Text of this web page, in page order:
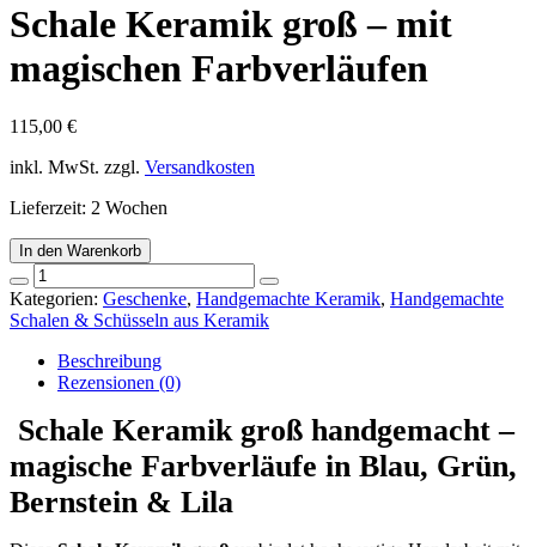
Schale Keramik groß – mit
magischen Farbverläufen
115,00 €
inkl. MwSt. zzgl. Versandkosten
Lieferzeit: 2 Wochen
In den Warenkorb
Schale
Keramik
groß
mit
magischen
Menge
Kategorien: Geschenke, Handgemachte Keramik, Handgemachte
Schalen & Schüsseln aus Keramik
Beschreibung
Rezensionen (0)
Schale Keramik groß handgemacht –
magische Farbverläufe in Blau, Grün,
Bernstein & Lila